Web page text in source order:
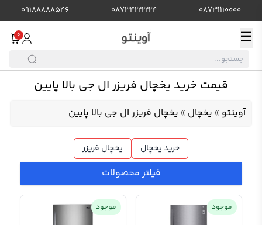
08731110000
08734222224
09188888546
☰
0
قیمت خرید یخچال فریزر ال جی بالا پایین
آوینتو » یخچال » یخچال فریزر ال جی بالا پایین
خرید یخچال یخچال فریزر
فیلتر محصولات
موجود موجود